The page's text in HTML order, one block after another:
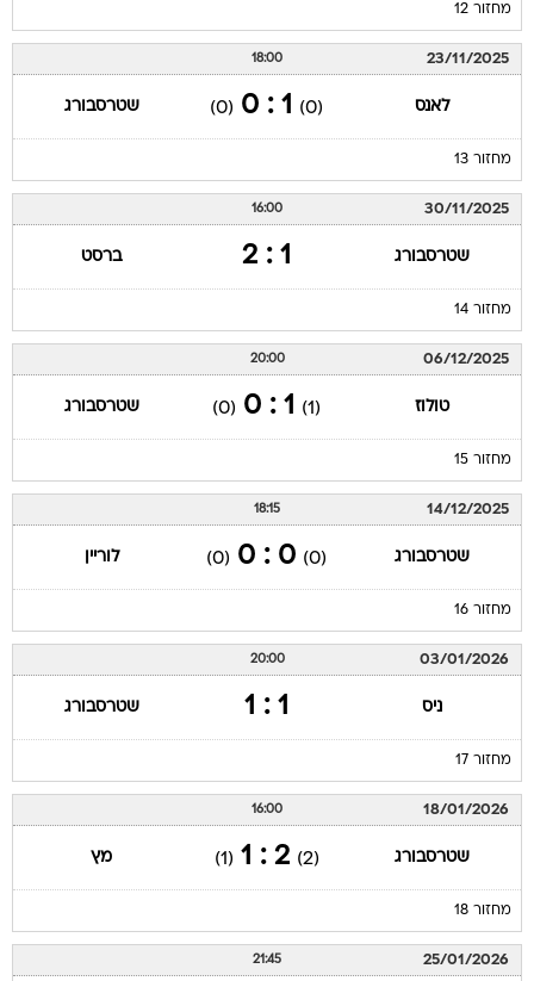
מחזור 12
23/11/2025
18:00
לאנס (0)
1 : 0
(0) שטרסבורג
מחזור 13
30/11/2025
16:00
שטרסבורג 1 : 2 ברסט
מחזור 14
06/12/2025
20:00
טולוז (1)
1 : 0
(0) שטרסבורג
מחזור 15
14/12/2025
18:15
שטרסבורג (0)
0 : 0
(0) לוריין
מחזור 16
03/01/2026
20:00
ניס 1 : 1 שטרסבורג
מחזור 17
18/01/2026
16:00
שטרסבורג (2)
2 : 1
(1) מץ
מחזור 18
25/01/2026
21:45